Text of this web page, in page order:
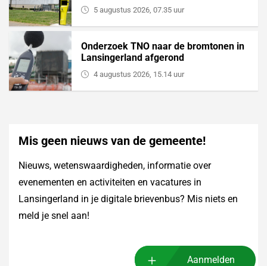
5 augustus 2026, 07.35 uur
Onderzoek TNO naar de bromtonen in
Lansingerland afgerond
4 augustus 2026, 15.14 uur
Mis geen nieuws van de gemeente!
Nieuws, wetenswaardigheden, informatie over
evenementen en activiteiten en vacatures in
Lansingerland in je digitale brievenbus? Mis niets en
meld je snel aan!
Aanmelden